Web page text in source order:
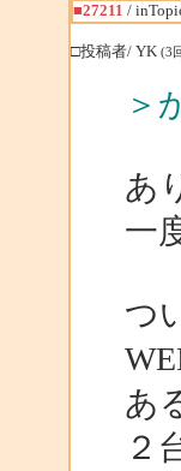
■27211 /
□投稿者/ YK (3
＞
あ
一
つ
あ
２